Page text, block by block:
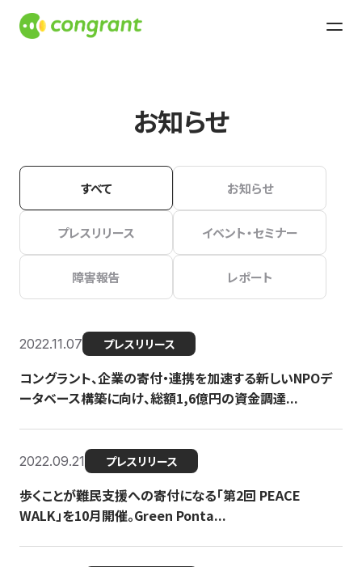
お知らせ
すべて お知らせ
プレスリリース イベント・セミナー
障害報告 レポート
2022.11.07 プレスリリース
コングラント、企業の寄付・連携を加速する新しいNPOデ
ータベース構築に向け、総額1,6億円の資金調達...
2022.09.21 プレスリリース
歩くことが難民支援への寄付になる「第2回 PEACE
WALK」を10月開催。Green Ponta...